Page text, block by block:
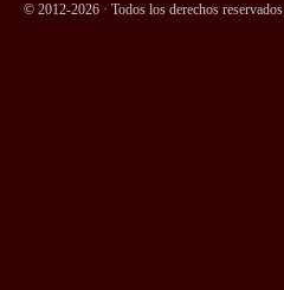
© 2012-2026 · Todos los derechos reservados